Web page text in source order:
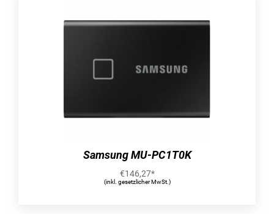
Samsung MU-PC1T0K
€146,27*
(inkl. gesetzlicher MwSt.)